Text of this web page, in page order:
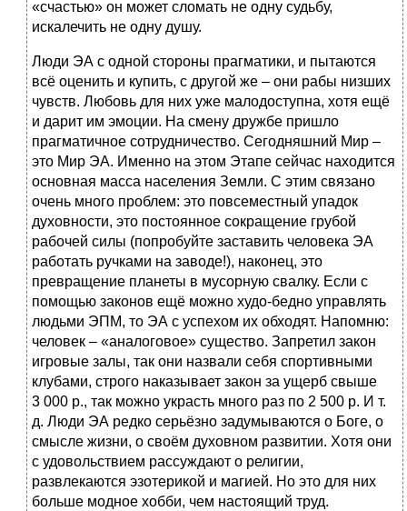
«счастью» он может сломать не одну судьбу,
искалечить не одну душу.
Люди ЭА с одной стороны прагматики, и пытаются
всё оценить и купить, с другой же – они рабы низших
чувств. Любовь для них уже малодоступна, хотя ещё
и дарит им эмоции. На смену дружбе пришло
прагматичное сотрудничество. Сегодняшний Мир –
это Мир ЭА. Именно на этом Этапе сейчас находится
основная масса населения Земли. С этим связано
очень много проблем: это повсеместный упадок
духовности, это постоянное сокращение грубой
рабочей силы (попробуйте заставить человека ЭА
работать ручками на заводе!), наконец, это
превращение планеты в мусорную свалку. Если с
помощью законов ещё можно худо-бедно управлять
людьми ЭПМ, то ЭА с успехом их обходят. Напомню:
человек – «аналоговое» существо. Запретил закон
игровые залы, так они назвали себя спортивными
клубами, строго наказывает закон за ущерб свыше
3 000 р., так можно украсть много раз по 2 500 р. И т.
д. Люди ЭА редко серьёзно задумываются о Боге, о
смысле жизни, о своём духовном развитии. Хотя они
с удовольствием рассуждают о религии,
развлекаются эзотерикой и магией. Но это для них
больше модное хобби, чем настоящий труд.